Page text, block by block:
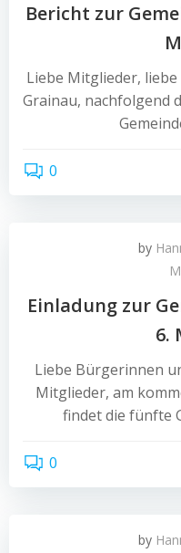
Bericht zur
Liebe Mitglieder,
Grainau, nachfolgend
0
by
Einladung zur
6.
Liebe Bürgerinnen
Mitglieder, am
findet die fünfte
0
by